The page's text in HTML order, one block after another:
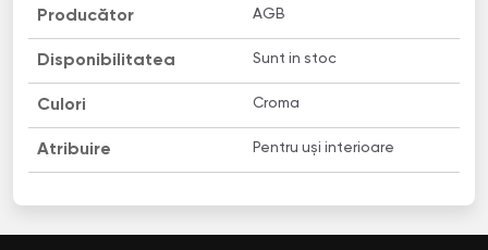
Producător AGB
Disponibilitatea Sunt in stoc
Culori Croma
Atribuire Pentru uși interioare